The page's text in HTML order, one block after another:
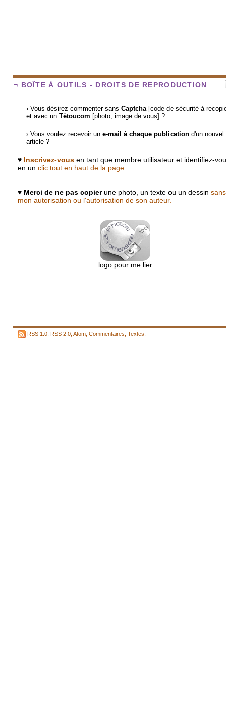
¬ BOÎTE À OUTILS - DROITS DE REPRODUCTION
› Vous désirez commenter sans Captcha [code de sécurité à
et avec un Tètoucom [photo, image de vous] ?
› Vous voulez recevoir un e-mail à chaque publication d'un nouvel
article ?
♥ Inscrivez-vous en tant que membre utilisateur et identifiez-
en un clic tout en haut de la page
♥ Merci de ne pas copierune photo, un texte ou un dessin sans
mon autorisation ou l'autorisation de son auteur.
logo pour me lier
RSS 1.0 RSS 2.0 Atom Commentaires Textes